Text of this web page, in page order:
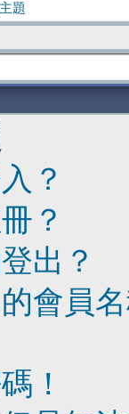
題
？
？
出？
會員
！